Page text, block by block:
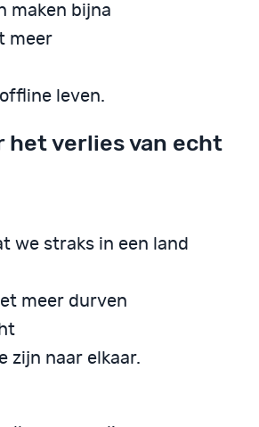
maken bijna
meer
leven.
het verlies van echt
we straks in een land
meer durven
zijn naar elkaar.